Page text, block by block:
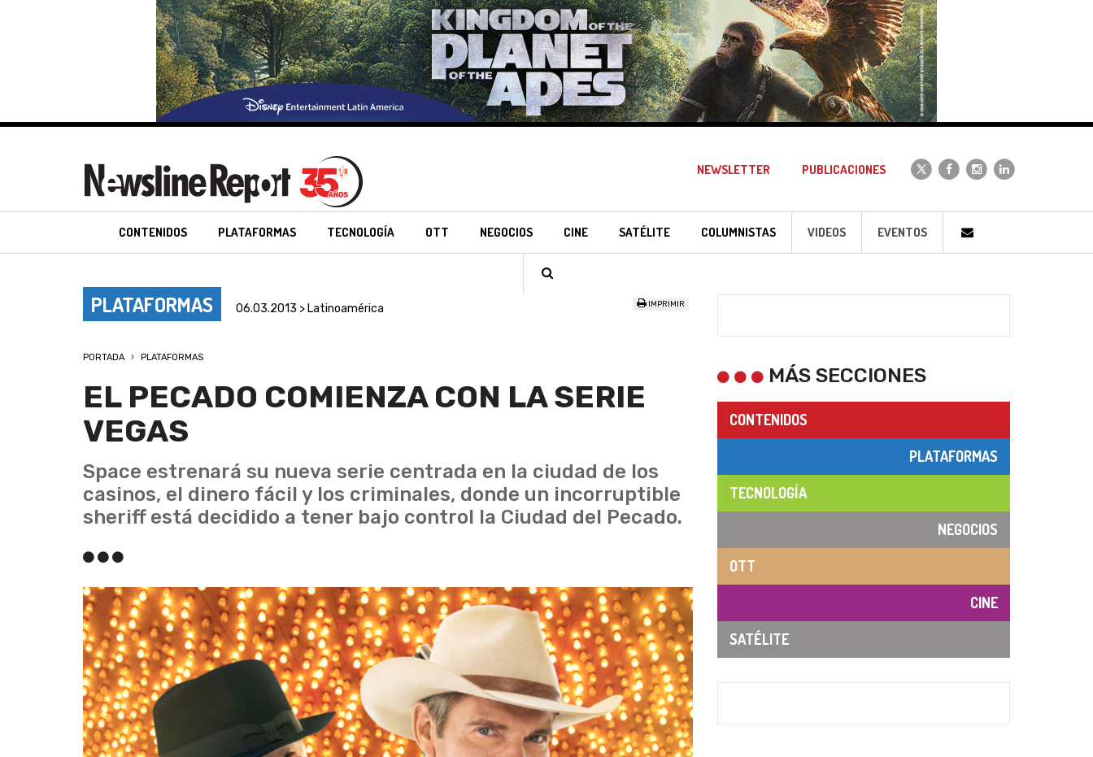
NEWSLETTER PUBLICACIONES
CONTENIDOS PLATAFORMAS TECNOLOGÍA OTT NEGOCIOS CINE SATÉLITE COLUMNISTAS VIDEOS EVENTOS
PLATAFORMAS 06.03.2013 > Latinoamérica IMPRIMIR
PORTADA PLATAFORMAS
EL PECADO COMIENZA CON LA SERIE
VEGAS
Space estrenará su nueva serie centrada en la ciudad de los
casinos, el dinero fácil y los criminales, donde un incorruptible
sheriff está decidido a tener bajo control la Ciudad del Pecado.
MÁS SECCIONES
CONTENIDOS
PLATAFORMAS
TECNOLOGÍA
NEGOCIOS
OTT
CINE
SATÉLITE